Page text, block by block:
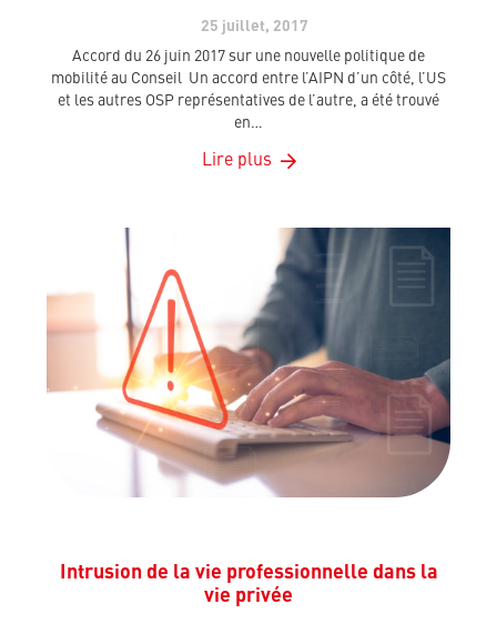
25 juillet, 2017
Accord du 26 juin 2017 sur une nouvelle politique de
mobilité au Conseil Un accord entre l’AIPN d’un côté, l’US
et les autres OSP représentatives de l’autre, a été trouvé
en…
Lire plus
Intrusion de la vie professionnelle dans la
vie privée